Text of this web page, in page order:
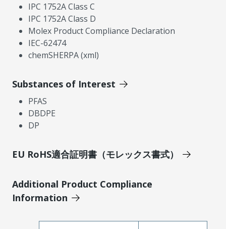
IPC 1752A Class C
IPC 1752A Class D
Molex Product Compliance Declaration
IEC-62474
chemSHERPA (xml)
Substances of Interest
PFAS
DBDPE
DP
EU RoHS適合証明書（モレックス書式）
Additional Product Compliance
Information